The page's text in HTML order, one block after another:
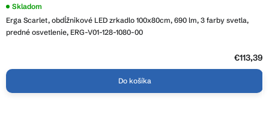
Erga Scarlet, obdĺžnikové LED zrkadlo 100x80cm, 690 lm, 3 farby svetla,
predné osvetlenie, ERG-V01-128-1080-00
Skladom
€113,39
Do košíka